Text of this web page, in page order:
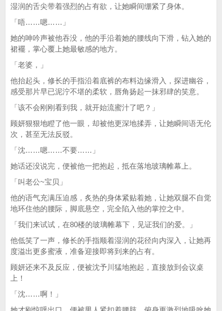
湿润的舌尖带着强烈的占有欲，让她瞬间绷紧了身体。
「唔……嗯……」
她的呻吟声被他吞没，他的手沿着她的腰线向下滑，钻入她的
裙襬，掌心覆上她最敏感的地方。
「老婆，」
他抬起头，修长的手指沿着底裤的布料边缘滑入，探进幽谷，
感受那片早已泥泞不堪的柔软，唇角扬起一抹邪肆的笑意。
「该不会刚刚看到我，就开始流蜜汁了吧？」
顾妍狠狠地瞪了他一眼，却被他更深地揉弄，让她瞬间语无伦
次，甚至无法反驳。
「沈……嗯……不要……」
她话还没说完，便被他一把抱起，抵在落地玻璃帷幕上。
「叫老公~宝贝」
他的语气充满压迫感，炙热的身体紧贴着她，让她双腿不自觉
地环住他的腰际，脚底悬空，完全陷入他的掌控之中。
「我们来试试，在80楼的玻璃帷幕下，见证我们的爱。」
他低笑了一声，修长的手指顺着湿润的花径向内深入，让她再
度溢出更多蜜液，准备迎接即将到来的占有。
顾妍还来不及反应，便被沈予川猛地抱起，直接放到会议桌
上！
「沈……啊！」